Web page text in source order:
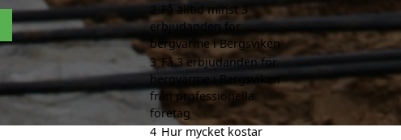
2 Få alltid minst 3
erbjudanden för
bergvärme i Bergsviken
3 Få 3 erbjudanden för
bergvärme i Bergsviken
från professionella
företag
4 Hur mycket kostar